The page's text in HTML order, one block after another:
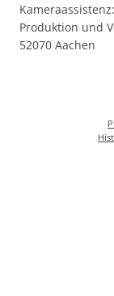
Produktion und
52070 Aachen